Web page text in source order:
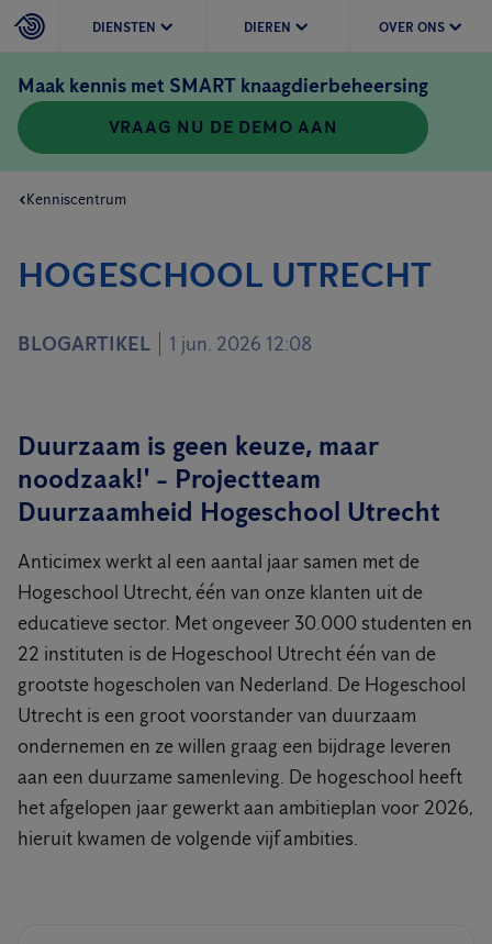
DIENSTEN DIEREN OVER ONS
Maak kennis met SMART knaagdierbeheersing
VRAAG NU DE DEMO AAN
Kenniscentrum
HOGESCHOOL UTRECHT
BLOGARTIKEL 1 jun. 2026 12:08
Duurzaam is geen keuze, maar
noodzaak!' - Projectteam
Duurzaamheid Hogeschool Utrecht
Anticimex werkt al een aantal jaar samen met de
Hogeschool Utrecht, één van onze klanten uit de
educatieve sector. Met ongeveer 30.000 studenten en
22 instituten is de Hogeschool Utrecht één van de
grootste hogescholen van Nederland. De Hogeschool
Utrecht is een groot voorstander van duurzaam
ondernemen en ze willen graag een bijdrage leveren
aan een duurzame samenleving. De hogeschool heeft
het afgelopen jaar gewerkt aan ambitieplan voor 2026,
hieruit kwamen de volgende vijf ambities.